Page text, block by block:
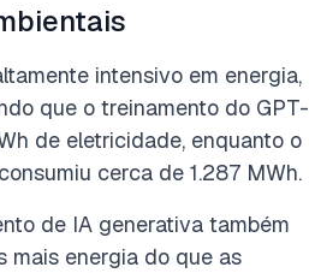
intensivo em energia,
que o treinamento do GPT-
de eletricidade, enquanto o
cerca de 1.287 MWh.
de IA generativa também
mais energia do que as